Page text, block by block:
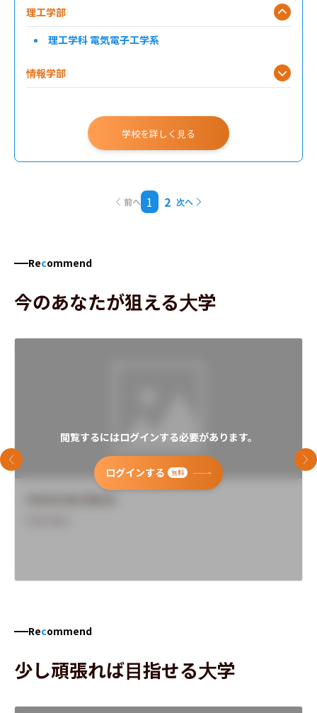
理工学部
理工学科 電気電子工学系
情報学部
学校を詳しく見る
前へ 1 2 次へ
Recommend
今のあなたが狙える大学
閲覧するにはログインする必要があります。
ログインする 無料
前のスライド 次
Recommend
少し頑張れば目指せる大学